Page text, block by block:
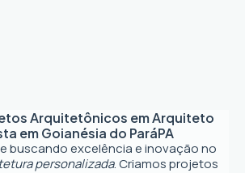
Arquitetônicos emArquiteto
em Goianésia do ParáPA
buscando excelência e inovação no
personalizada. Criamos projetos